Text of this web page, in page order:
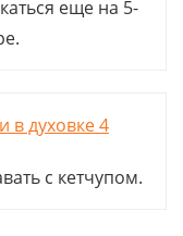
еще на 5-
с кетчупом.